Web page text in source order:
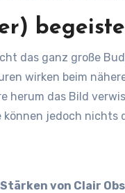
das ganz große
wirken beim
herum das Bild
jedoch nichts
von Clair